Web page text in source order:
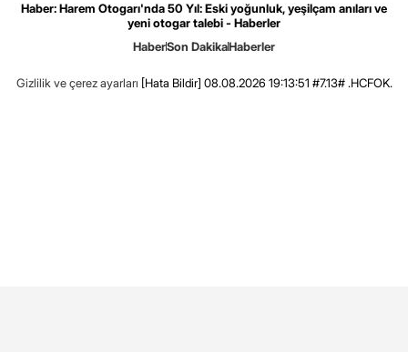
Haber: Harem Otogarı'nda 50 Yıl: Eski yoğunluk, yeşilçam anıları ve
yeni otogar talebi - Haberler
HaberSon DakikaHaberler
Gizlilik ve çerez ayarları [Hata Bildir] 08.08.2026 19:13:51 #7.13# .HCFOK.